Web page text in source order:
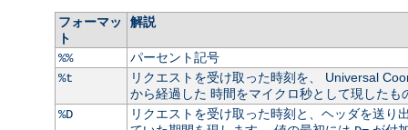
フォーマッ
ト
解説
%%
パーセント記号
%t
リクエストを受け取った時刻を、 Universal
から経過した 時間をマイクロ秒として現した
%D
リクエストを受け取った時刻と、ヘッダを送